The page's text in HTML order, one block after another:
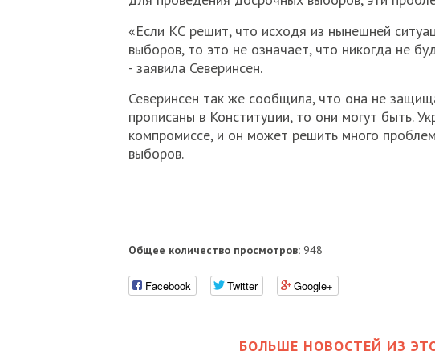
«Если КС решит, что исходя из нынешней
выборов, то это не означает, что никогда не
- заявила Северинсен.
Северинсен так же сообщила, что она не
прописаны в Конституции, то они могут быть.
компромиссе, и он может решить много
выборов.
Общее количество просмотров:948
Facebook Twitter Google+
БОЛЬШЕ НОВОСТЕЙ ИЗ